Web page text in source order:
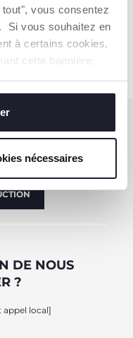
vous consentez
Si vous souhaitez en
à certains cookies,
cette bannière,
service demandé.
nécessaires
avec
DE NOUS
?
appel local]